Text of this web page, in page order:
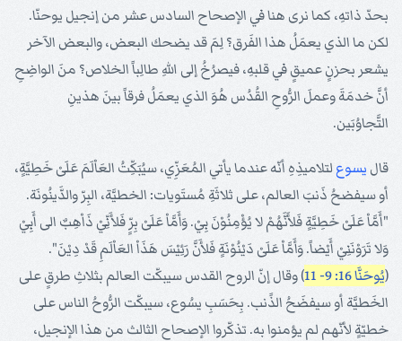
بحدّ ذاتهِ، كما نرى هنا في الإصحاح السادس عشر من إنجيل يوحنّا.
لكن ما الذي يعمَلُ هذا الفَرق؟ لِمَ قد يضحك البعض، والبعض الآخر
يشعر بحزنٍ عميقٍ في قلبهِ، فيصرُخُ إلى اللهِ طالِباً الخلاص؟ منَ الواضِحِ
أنَّ خدمَةَ وعملَ الرُّوحِ القُدُس هُوَ الذي يعمَلُ فرقاً بينَ هذينِ
التَّجاوُبَين.
قال يسوع لتلاميذِهِ أنّه عندما يأتي المُعَزِّي، سيُبَكِّتُ العَاْلَمَ عَلَىْ خَطِيَّةٍ،
أو سيفضحُ ذَنبَ العالم، على ثلاثَةِ مُستَويات: الخطيَّة، البِرّ والدَّينُونَة.
"أَمَّاْ عَلَىْ خَطِيَّةٍ فَلأَنَّهُمْ لا يُؤْمِنُوْنَ بِيْ. وَأَمَّاْ عَلَىْ بِرٍّ فَلأَنِّيْ ذَاْهِبٌ الى أَبِيْ
وَلا تَرَوْنَنِيْ أَيْضاً. وَأَمَّاْ عَلَىْ دَيْنُوْنَةٍ فَلأَنَّ رَئِيْسَ هَذَاْ العَاْلَمِ قَدْ دِيْنَ".
(يُوحَنَّا 16: 9- 11
) وقال إنّ الروح القدس سيبكّت العالم بثلاثِ طرقٍ على
الخَطيَّة أو سيفضَحُ الذََنب. بِحَسَبِ يسُوع، سيبكّت الرُّوحُ الناس على
خطيّةٍ لأنّهم لم يؤمنوا به. تذكّروا الإصحاح الثالث من هذا الإنجيل،